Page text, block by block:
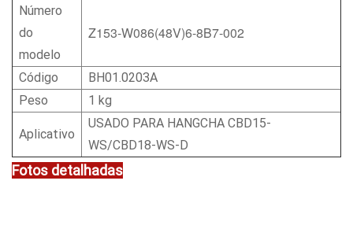
Número
do
modelo
Z153-W086(48V)6-8B7-002
Código
BH01.0203A
Peso
1 kg
Aplicativo
USADO PARA HANGCHA CBD15-
WS/CBD18-WS-D
Fotos detalhadas